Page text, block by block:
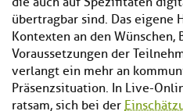
übertragbar sind. Das eigene
Kontexten an den Wünschen,
Voraussetzungen der
verlangt ein mehr an
Präsenzsituation. In Live-
ratsam, sich bei der